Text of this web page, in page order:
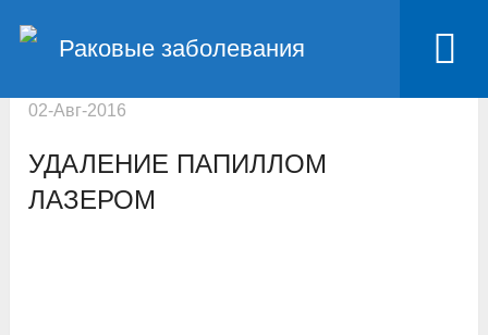
Раковые заболевания
Главная
Раковые заболевания кожи
02-Авг-2016
УДАЛЕНИЕ ПАПИЛЛОМ
ЛАЗЕРОМ